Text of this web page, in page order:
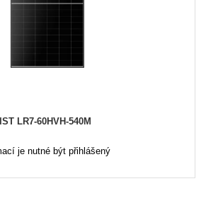
LR7-60HVH-540M
je nutné být přihlášený